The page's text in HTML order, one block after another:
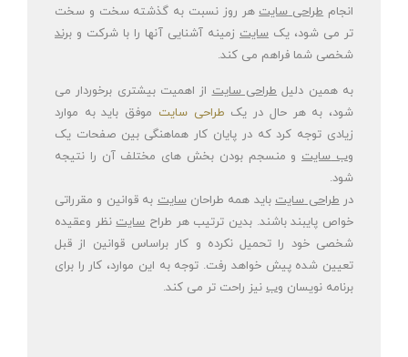
انجامطراحیسایتهر روز نسبت به گذشته سخت و سخت
تر می شود، یک سایت زمینه آشنایی آنها را با شرکت و برند
شخصی شما فراهم می کند.
به همین دلیل طراحیسایتاز اهمیت بیشتری برخوردار می
شود، به هر حال در یک طراحی سایت موفق باید به موارد
زیادی توجه کرد که در پایان کار هماهنگی بین صفحات یک
وب سایتو منسجم بودن بخش های مختلف آن را نتیجه
شود.
درطراحیسایتباید همه طراحانسایتبه قوانین و مقرراتی
خواص پایبند باشند. بدین ترتیب هر طراحسایتنظر وعقیده
شخصی خود را تحمیل نکرده و کار براساس قوانین از قبل
تعیین شده پیش خواهد رفت. توجه به این موارد، کار را برای
برنامه نویسان وب نیز راحت تر می کند.